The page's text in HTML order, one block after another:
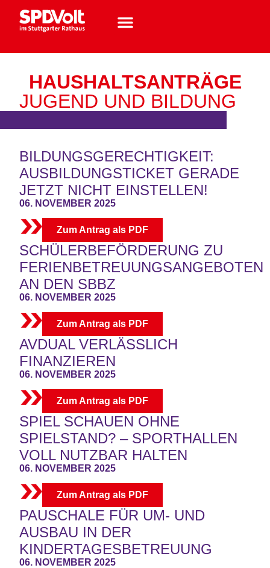
HAUSHALTSANTRÄGE
JUGEND UND BILDUNG
BILDUNGSGERECHTIGKEIT:
AUSBILDUNGSTICKET GERADE
JETZT NICHT EINSTELLEN!
06. NOVEMBER 2025
Zum Antrag als PDF
SCHÜLERBEFÖRDERUNG ZU
FERIENBETREUUNGSANGEBOTEN
AN DEN SBBZ
06. NOVEMBER 2025
Zum Antrag als PDF
AVDUAL VERLÄSSLICH
FINANZIEREN
06. NOVEMBER 2025
Zum Antrag als PDF
SPIEL SCHAUEN OHNE
SPIELSTAND? – SPORTHALLEN
VOLL NUTZBAR HALTEN
06. NOVEMBER 2025
Zum Antrag als PDF
PAUSCHALE FÜR UM- UND
AUSBAU IN DER
KINDERTAGESBETREUUNG
06. NOVEMBER 2025